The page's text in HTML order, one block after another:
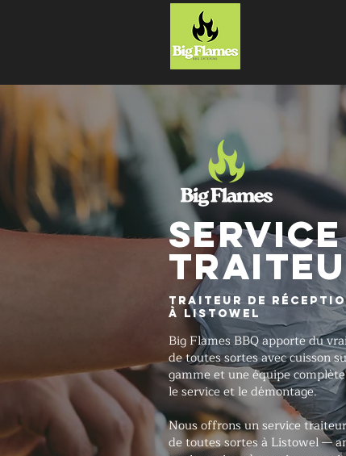
SERVICE
Traiteur de
à Listowel
Big Flames BBQ apporte du
de toutes sortes avec cuisson
gamme et une équipe
le service et le démontage.
Nous offrons un service
de toutes sortes à Listowel —